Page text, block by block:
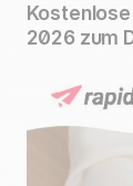
2026 zum